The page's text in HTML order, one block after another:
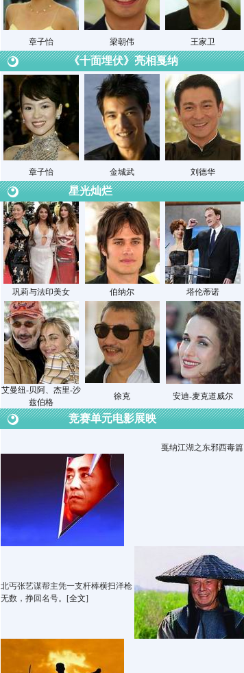
章子怡 梁朝伟 王家卫
《十面埋伏》亮相戛纳
章子怡 金城武 刘德华
星光灿烂
巩莉与法印美女 伯纳尔 塔伦蒂诺
艾曼纽-贝阿、杰里-沙
兹伯格
徐克 安迪-麦克道威尔
竞赛单元电影展映
戛纳江湖之东邪西毒篇
北丐张艺谋帮主凭一支杆棒横扫洋枪
无数，挣回名号。[全文]